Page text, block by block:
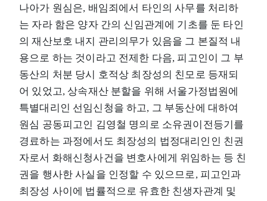
나아가 원심은, 배임죄에서 타인의 사무를 처리하
는 자라 함은 양자 간의 신임관계에 기초를 둔 타인
의 재산보호 내지 관리의무가 있음을 그 본질적 내
용으로 하는 것이라고 전제한 다음, 피고인이 그 부
동산의 처분 당시 호적상 최장성의 친모로 등재되
어 있었고, 상속재산 분할을 위해 서울가정법원에
특별대리인 선임신청을 하고, 그 부동산에 대하여
원심 공동피고인 김영철 명의로 소유권이전등기를
경료하는 과정에서도 최장성의 법정대리인인 친권
자로서 화해신청사건을 변호사에게 위임하는 등 친
권을 행사한 사실을 인정할 수 있으므로, 피고인과
최장성 사이에 법률적으로 유효한 친생자관계 및